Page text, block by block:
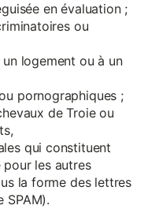
en évaluation ;
ou
logement ou à un
pornographiques ;
de Troie ou
qui constituent
pour les autres
la forme des lettres
SPAM).